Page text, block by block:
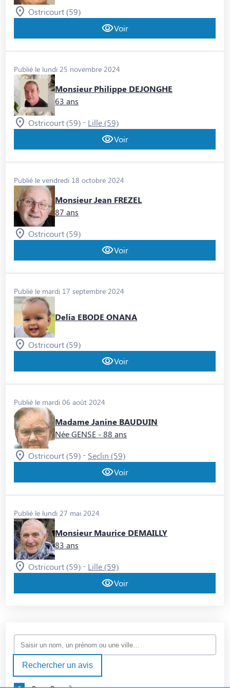
Ostricourt (59)
Voir
Publié le lundi 25 novembre 2024
Monsieur Philippe DEJONGHE
63 ans
Ostricourt (59) - Lille (59)
Voir
Publié le vendredi 18 octobre 2024
Monsieur Jean FREZEL
87 ans
Ostricourt (59)
Voir
Publié le mardi 17 septembre 2024
Delia EBODE ONANA
Ostricourt (59)
Voir
Publié le mardi 06 août 2024
Madame Janine BAUDUIN
Née GENSE - 88 ans
Ostricourt (59) - Seclin (59)
Voir
Publié le lundi 27 mai 2024
Monsieur Maurice DEMAILLY
83 ans
Ostricourt (59) - Lille (59)
Voir
Rechercher un avis